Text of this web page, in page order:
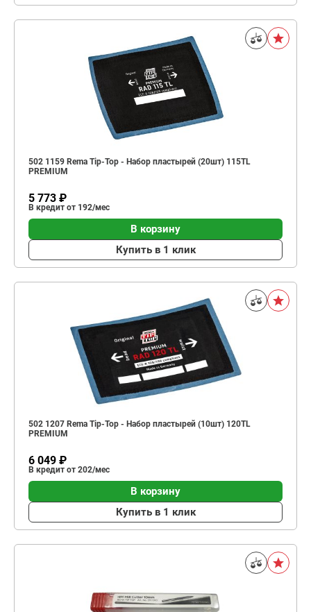
502 1159 Rema Tip-Top - Набор пластырей (20шт) 115TL
PREMIUM
5 773 ₽
В кредит от 192/мес
В корзину
Купить в 1 клик
502 1207 Rema Tip-Top - Набор пластырей (10шт) 120TL
PREMIUM
6 049 ₽
В кредит от 202/мес
В корзину
Купить в 1 клик